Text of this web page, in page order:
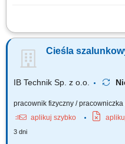
Opis stanowiska przygotowywanie
murarskich przy budowie ścian i
właściwe przygotowanie
Cieśla
IB Technik Sp. z o.o.
pracownik fizyczny / pracowniczka
aplikuj szybko
3 dni